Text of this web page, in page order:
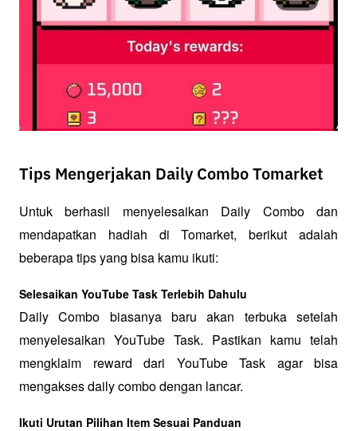
Tips Mengerjakan Daily Combo Tomarket
Untuk berhasil menyelesaikan Daily Combo dan
mendapatkan hadiah di Tomarket, berikut adalah
beberapa tips yang bisa kamu ikuti:
Selesaikan YouTube Task Terlebih Dahulu
Daily Combo biasanya baru akan terbuka setelah
menyelesaikan YouTube Task. Pastikan kamu telah
mengklaim reward dari YouTube Task agar bisa
mengakses daily combo dengan lancar.
Ikuti Urutan Pilihan Item Sesuai Panduan